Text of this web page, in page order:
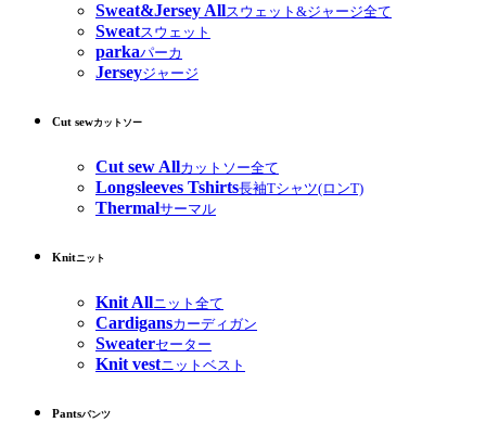
Sweat&Jersey Allスウェット&ジャージ全て
Sweatスウェット
parkaパーカ
Jerseyジャージ
Cut sewカットソー
Cut sew Allカットソー全て
Longsleeves Tshirts長袖Tシャツ(ロンT)
Thermalサーマル
Knitニット
Knit Allニット全て
Cardigansカーディガン
Sweaterセーター
Knit vestニットベスト
Pantsパンツ